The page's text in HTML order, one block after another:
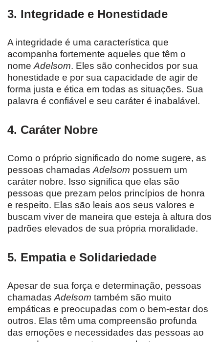
3. Integridade e Honestidade
A integridade é uma característica que
acompanha fortemente aqueles que têm o
nome Adelsom. Eles são conhecidos por sua
honestidade e por sua capacidade de agir de
forma justa e ética em todas as situações. Sua
palavra é confiável e seu caráter é inabalável.
4. Caráter Nobre
Como o próprio significado do nome sugere, as
pessoas chamadas Adelsom possuem um
caráter nobre. Isso significa que elas são
pessoas que prezam pelos princípios de honra
e respeito. Elas são leais aos seus valores e
buscam viver de maneira que esteja à altura dos
padrões elevados de sua própria moralidade.
5. Empatia e Solidariedade
Apesar de sua força e determinação, pessoas
chamadas Adelsom também são muito
empáticas e preocupadas com o bem-estar dos
outros. Elas têm uma compreensão profunda
das emoções e necessidades das pessoas ao